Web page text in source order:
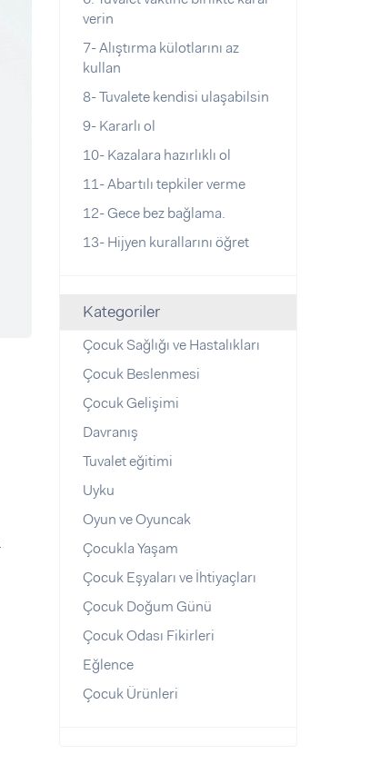
verin
7- Alıştırma külotlarını az
kullan
8- Tuvalete kendisi ulaşabilsin
9- Kararlı ol
10- Kazalara hazırlıklı ol
11- Abartılı tepkiler verme
12- Gece bez bağlama.
13- Hijyen kurallarını öğret
Kategoriler
Çocuk Sağlığı ve Hastalıkları
Çocuk Beslenmesi
Çocuk Gelişimi
Davranış
Tuvalet eğitimi
Uyku
Oyun ve Oyuncak
Çocukla Yaşam
Çocuk Eşyaları ve İhtiyaçları
Çocuk Doğum Günü
Çocuk Odası Fikirleri
Eğlence
Çocuk Ürünleri